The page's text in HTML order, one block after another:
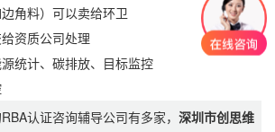
角料）可以卖给环卫
资质公司处理
统计、碳排放、目标监控
认证咨询辅导公司有多家，深圳市创思维